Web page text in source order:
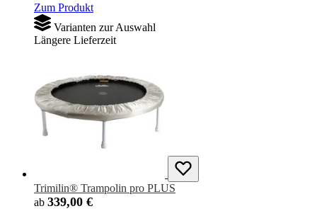
Zum Produkt
Varianten zur Auswahl
Längere Lieferzeit
Trimilin® Trampolin pro PLUS
ab 339,00 €